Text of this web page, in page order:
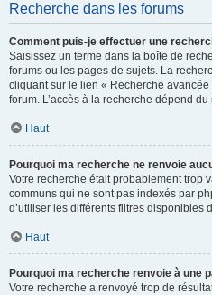
Recherche dans les forums
Comment puis-je effectuer une
Saisissez un terme dans la boîte de
forums ou les pages de sujets. La
cliquant sur le lien « Recherche
forum. L’accès à la recherche dépend
Haut
Pourquoi ma recherche ne renvoie
Votre recherche était probablement trop
communs qui ne sont pas indexés par
d’utiliser les différents filtres disponibles
Haut
Pourquoi ma recherche renvoie à une
Votre recherche a renvoyé trop de